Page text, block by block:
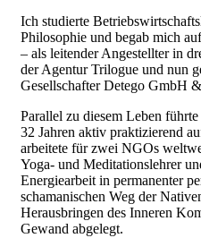
Ich studierte
Philosophie und begab mich
– als leitender Angestellter in
der Agentur Trilogue und nun
Gesellschafter Detego GmbH
Parallel zu diesem Leben
32 Jahren aktiv praktizierend
arbeitete für zwei NGOs
Yoga- und Meditationslehrer
Energiearbeit in permanenter
schamanischen Weg der
Herausbringen des Inneren
Gewand abgelegt.